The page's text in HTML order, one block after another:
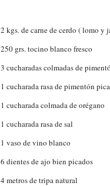
2 kgs. de carne de cerdo ( lomo y
250 grs. tocino blanco fresco
3 cucharadas colmadas de
1 cucharada rasa de pimentón
1 cucharada colmada de orégano
1 cucharada rasa de sal
1 vaso de vino blanco
6 dientes de ajo bien picados
4 metros de tripa natural